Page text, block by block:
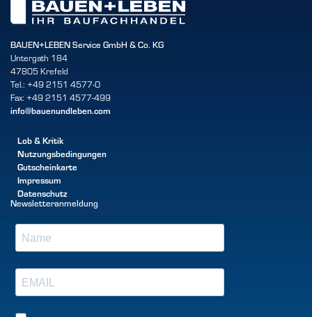
BAUEN+LEBEN Service GmbH & Co. KG
Untergath 184
47805 Krefeld
Tel.: +49 2151 4577-0
Fax: +49 2151 4577-499
info@bauenundleben.com
Lob & Kritik
Nutzungsbedingungen
Gutscheinkarte
Impressum
Datenschutz
Newsletteranmeldung